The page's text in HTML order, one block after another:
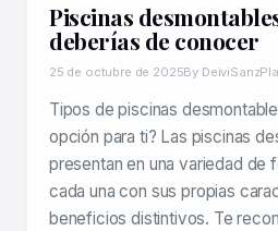
Piscinas
deberías de conocer
25 de octubre de 2025By
Tipos de piscinas
opción para ti? Las piscinas
presentan en una variedad de
cada una con sus propias
beneficios distintivos. Te